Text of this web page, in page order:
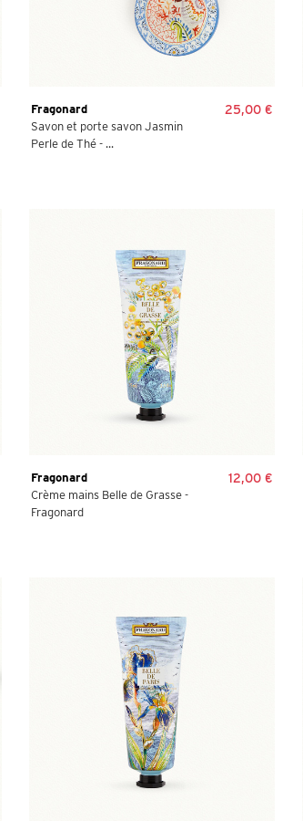
Fragonard
Savon et porte savon Jasmin
Perle de Thé - ...
25,00 €
Fragonard
Crème mains Belle de Grasse -
Fragonard
12,00 €